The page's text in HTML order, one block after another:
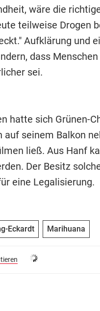
wäre die
teilweise Drogen
Aufklärung und
dass
sei.
hatte sich Grünen-
auf seinem Balkon
ließ. Aus Hanf
Der Besitz
eine Legalisierung.
Eckardt Marihuana